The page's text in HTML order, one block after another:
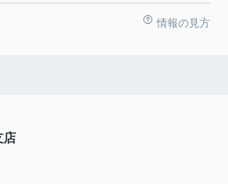
情報の見方
店